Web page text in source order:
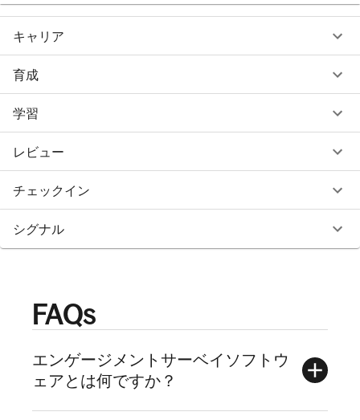
キャリア
育成
学習
レビュー
チェックイン
シグナル
FAQs
エンゲージメントサーベイソフトウ
ェアとは何ですか？